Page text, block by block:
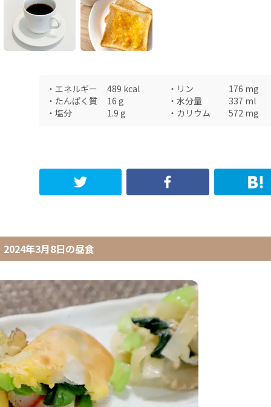
・ エネルギー 489 kcal ・ リン 176 mg
・ たんぱく質 16 g ・ 水分量 337 ml
・ 塩分 1.9 g ・ カリウム 572 mg
2024年3月8日の昼食